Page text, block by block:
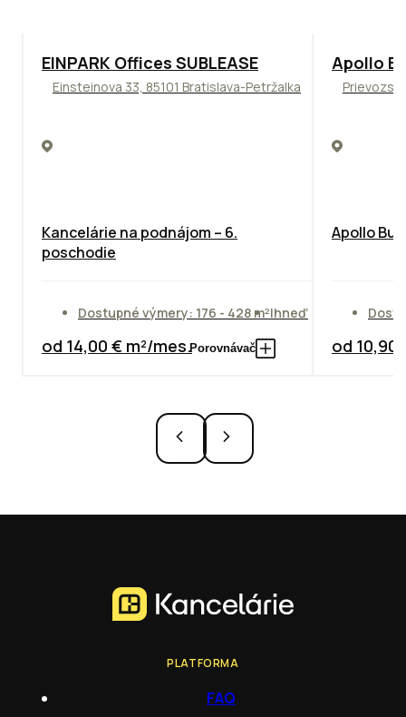
TOP ODPORÚČAME
EINPARK Offices SUBLEASE
Einsteinova 33, 85101 Bratislava-Petržalka
Kancelárie na podnájom – 6.
poschodie
Dostupné výmery: 176 - 428 m²Ihneď
od 14,00 € m²/mes.Porovnávač
TOP
Apollo
Apollo
od 10,90
PLATFORMA
FAQ